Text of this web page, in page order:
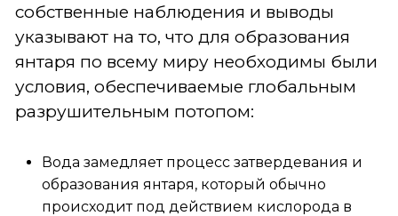
собственные наблюдения и выводы
указывают на то, что для образования
янтаря по всему миру необходимы были
условия, обеспечиваемые глобальным
разрушительным потопом:
Вода замедляет процесс затвердевания и
образования янтаря, который обычно
происходит под действием кислорода в